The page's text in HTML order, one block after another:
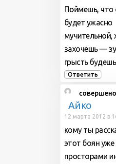
Поймешь, что
будет ужасно
мучительной,
захочешь —
грысть
Ответить
Айко
12 марта 2012 в
кому ты
этот боян
просторами